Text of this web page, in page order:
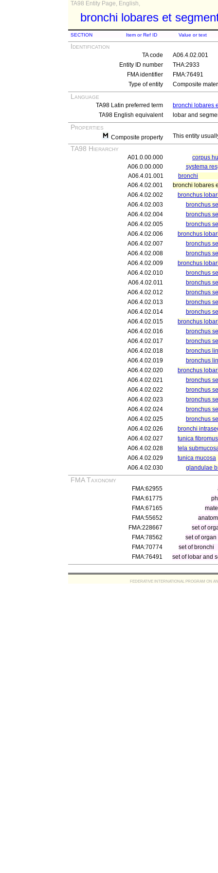
TA98 Entity Page, English,
bronchi lobares et
SECTION Item or Ref ID Value or text
Identification
TA code
A06.4.02.001
Entity ID number
THA:2933
FMA identifier
FMA:76491
Type of entity
Composite
Language
TA98 Latin preferred term
bronchi lobares
TA98 English equivalent
lobar and
Properties
Composite property This entity
TA98 Hierarchy
A01.0.00.000
corpus
A06.0.00.000
systema
A06.4.01.001
bronchi
A06.4.02.001
bronchi lobares
A06.4.02.002
bronchus
A06.4.02.003
bronchus
A06.4.02.004
bronchus
A06.4.02.005
bronchus
A06.4.02.006
bronchus
A06.4.02.007
bronchus
A06.4.02.008
bronchus
A06.4.02.009
bronchus
A06.4.02.010
bronchus
A06.4.02.011
bronchus
A06.4.02.012
bronchus
A06.4.02.013
bronchus
A06.4.02.014
bronchus
A06.4.02.015
bronchus
A06.4.02.016
bronchus
A06.4.02.017
bronchus
A06.4.02.018
bronchus
A06.4.02.019
bronchus
A06.4.02.020
bronchus
A06.4.02.021
bronchus
A06.4.02.022
bronchus
A06.4.02.023
bronchus
A06.4.02.024
bronchus
A06.4.02.025
bronchus
A06.4.02.026
bronchi
A06.4.02.027
tunica
A06.4.02.028
tela
A06.4.02.029
tunica mucosa
A06.4.02.030
glandulae
FMA Taxonomy
FMA:62955
FMA:61775
FMA:67165
FMA:55652
FMA:228667
set of
FMA:78562
set of
FMA:70774
set of bronchi
FMA:76491
set of lobar and
FEDERATIVE INTERNATIONAL PROGRAM ON